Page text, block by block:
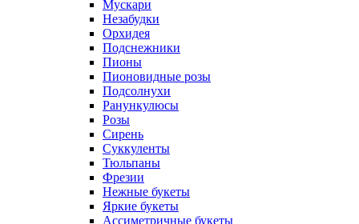
Мускари
Незабудки
Орхидея
Подснежники
Пионы
Пионовидные розы
Подсолнухи
Ранункулюсы
Розы
Сирень
Суккуленты
Тюльпаны
Фрезии
Нежные букеты
Яркие букеты
Ассиметричные букеты